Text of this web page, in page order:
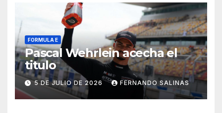
FORMULA E
Pascal Wehrlein acecha el
titulo
5 DE JULIO DE 2026 FERNANDO SALINAS